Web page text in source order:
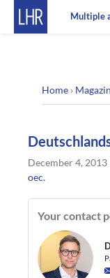
Multiple
Home › Magazin
December 4, 2013
oec.
Your contact